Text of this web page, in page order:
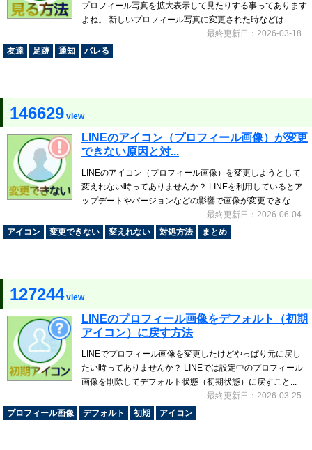
プロフィール写真を拡大表示して見たりする事ってあります
よね。 新しいプロフィール写真に変更された時などは...
最終更新日：2026-03-18
友達
足跡 通知 バレる
146629 view
LINEのアイコン（プロフィール画像）が変更
できない原因と対...
LINEのアイコン（プロフィール画像）を変更しようとして
変えれない時ってありませんか？ LINEを利用しているとア
ップデートやバージョンなどの影響で画像が変更できな...
最終更新日：2026-06-04
アイコン
変更できない 変えれない 対処方法 まとめ
127244view
LINEのプロフィール画像をデフォルト（初期
アイコン）に戻す方法
LINEでプロフィール画像を変更したけどやっぱり元に戻し
たい時ってありませんか？ LINEでは設定中のプロフィール
画像を削除してデフォルト状態（初期状態）に戻すこと...
最終更新日：2026-03-25
プロフィール画像
デフォルト 初期 アイコン